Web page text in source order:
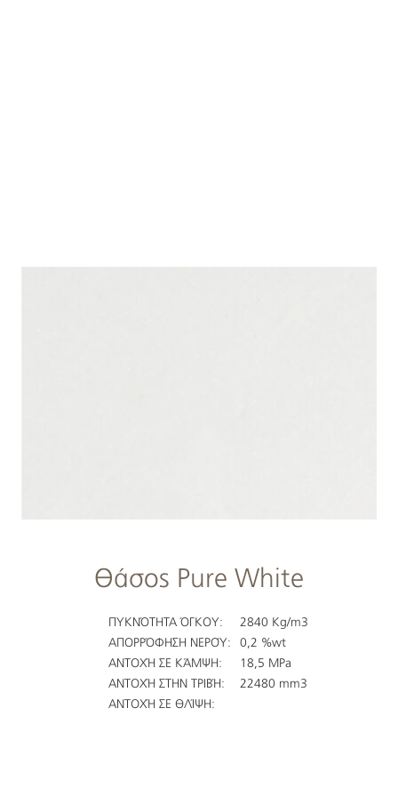
Θάσος Pure White
ΠΥΚΝΌΤΗΤΑ ΌΓΚΟΥ:
ΑΠΟΡΡΌΦΗΣΗ ΝΕΡΟΎ:
ΑΝΤΟΧΉ ΣΕ ΚΆΜΨΗ:
ΑΝΤΟΧΉ ΣΤΗΝ ΤΡΙΒΉ:
ΑΝΤΟΧΉ ΣΕ ΘΛΊΨΗ:
2840 Kg/m3
0,2 %wt
18,5 MPa
22480 mm3